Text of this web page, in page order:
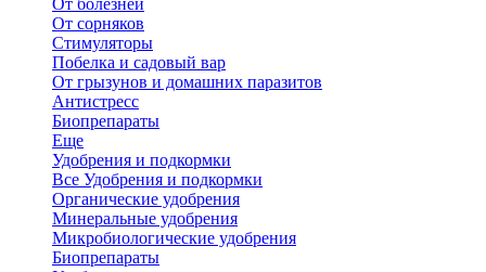
От болезней
От сорняков
Стимуляторы
Побелка и садовый вар
От грызунов и домашних паразитов
Антистресс
Биопрепараты
Еще
Удобрения и подкормки
Все Удобрения и подкормки
Органические удобрения
Минеральные удобрения
Микробиологические удобрения
Биопрепараты